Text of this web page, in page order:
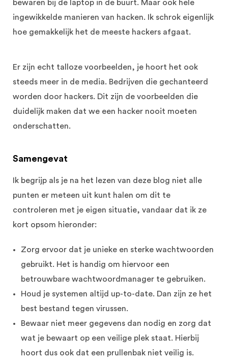
bewaren bij de laptop in de buurt. Maar ook hele
ingewikkelde manieren van hacken. Ik schrok eigenlijk
hoe gemakkelijk het de meeste hackers afgaat.
Er zijn echt talloze voorbeelden, je hoort het ook
steeds meer in de media. Bedrijven die gechanteerd
worden door hackers. Dit zijn de voorbeelden die
duidelijk maken dat we een hacker nooit moeten
onderschatten.
Samengevat
Ik begrijp als je na het lezen van deze blog niet alle
punten er meteen uit kunt halen om dit te
controleren met je eigen situatie, vandaar dat ik ze
kort opsom hieronder:
Zorg ervoor dat je unieke en sterke wachtwoorden
gebruikt. Het is handig om hiervoor een
betrouwbare wachtwoordmanager te gebruiken.
Houd je systemen altijd up-to-date. Dan zijn ze het
best bestand tegen virussen.
Bewaar niet meer gegevens dan nodig en zorg dat
wat je bewaart op een veilige plek staat. Hierbij
hoort dus ook dat een prullenbak niet veilig is.